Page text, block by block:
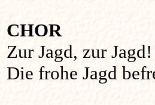
CHOR
Zur Jagd, zur Jagd!
Die frohe Jagd